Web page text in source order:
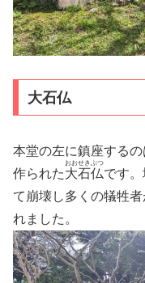
大石仏
本堂の左に鎮座する
作られた大石仏
おおせきぶつ
です
て崩壊し多くの犠牲
れました。